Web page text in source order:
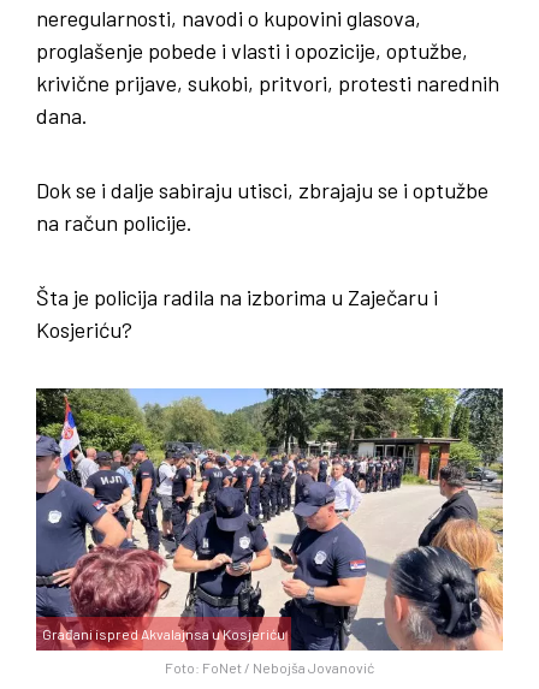
neregularnosti, navodi o kupovini glasova,
proglašenje pobede i vlasti i opozicije, optužbe,
krivične prijave, sukobi, pritvori, protesti narednih
dana.
Dok se i dalje sabiraju utisci, zbrajaju se i optužbe
na račun policije.
Šta je policija radila na izborima u Zaječaru i
Kosjeriću?
Foto: FoNet / Nebojša Jovanović
Građani ispred Akvalajnsa u Kosjeriću